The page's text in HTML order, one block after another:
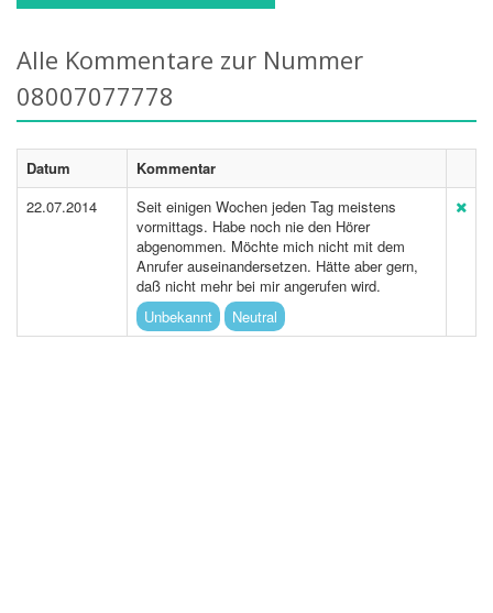
Alle Kommentare zur Nummer
08007077778
Datum
Kommentar
22.07.2014
Seit einigen Wochen jeden Tag meistens
vormittags. Habe noch nie den Hörer
abgenommen. Möchte mich nicht mit dem
Anrufer auseinandersetzen. Hätte aber gern,
daß nicht mehr bei mir angerufen wird.
Unbekannt
Neutral